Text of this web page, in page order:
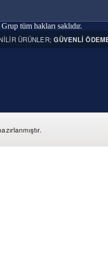
tüm hakları saklıdır.
ÜRÜNLER;GÜVENLI